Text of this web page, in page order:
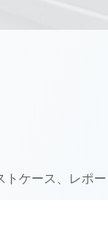
ケース、レポー